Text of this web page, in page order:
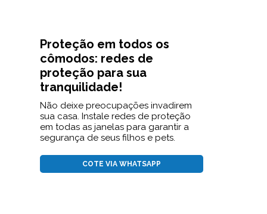
Proteção em todos os
cômodos: redes de
proteção para sua
tranquilidade!
Não deixe preocupações invadirem
sua casa. Instale redes de proteção
em todas as janelas para garantir a
segurança de seus filhos e pets.
COTE VIA WHATSAPP